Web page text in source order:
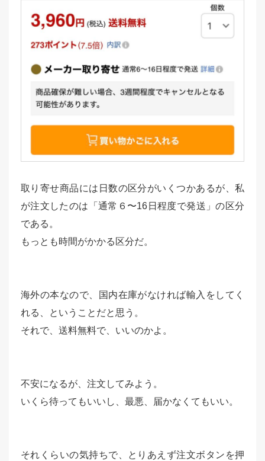
取り寄せ商品には日数の区分がいくつかあるが、私
が注文したのは「通常６〜16日程度で発送」の区分
である。
もっとも時間がかかる区分だ。
海外の本なので、国内在庫がなければ輸入をしてく
れる、ということだと思う。
それで、送料無料で、いいのかよ。
不安になるが、注文してみよう。
いくら待ってもいいし、最悪、届かなくてもいい。
それくらいの気持ちで、とりあえず注文ボタンを押